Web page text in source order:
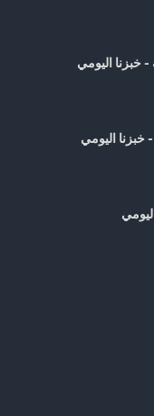
خبزنا اليومي
خبزنا اليومي